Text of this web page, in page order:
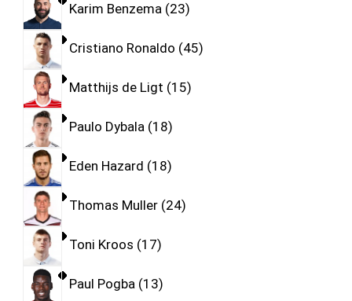
Karim Benzema 23
Cristiano Ronaldo 45
Matthijs de Ligt 15
Paulo Dybala 18
Eden Hazard 18
Thomas Muller 24
Toni Kroos 17
Paul Pogba 13